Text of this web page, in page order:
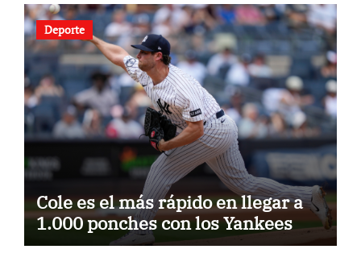
Deporte
Cole es el más rápido en llegar a
1.000 ponches con los Yankees